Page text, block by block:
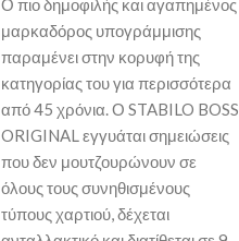
Ο πιο δημοφιλής και αγαπημένος
μαρκαδόρος υπογράμμισης
παραμένει στην κορυφή της
κατηγορίας του για περισσότερα
από 45 χρόνια. Ο STABILO BOSS
ORIGINAL εγγυάται σημειώσεις
που δεν μουτζουρώνουν σε
όλους τους συνηθισμένους
τύπους χαρτιού, δέχεται